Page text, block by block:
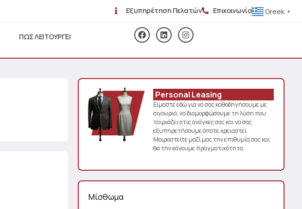
Εξυπηρέτηση Πελατών Επικοινωνία Greek ▼
ΠΩΣ ΛΕΙΤΟΥΡΓΕΙ
Personal Leasing
Είμαστε εδώ για να σας καθοδηγήσουμε με
σιγουριά, να διαμορφώσουμε τη λύση που
ταιριάζει στις ανάγκες σας και να σας
εξυπηρετήσουμε όποτε χρειαστεί.
Μοιραστείτε μαζί μας την επιθυμία σας και
θα την κάνουμε πραγματικότητα.
Μίσθωμα